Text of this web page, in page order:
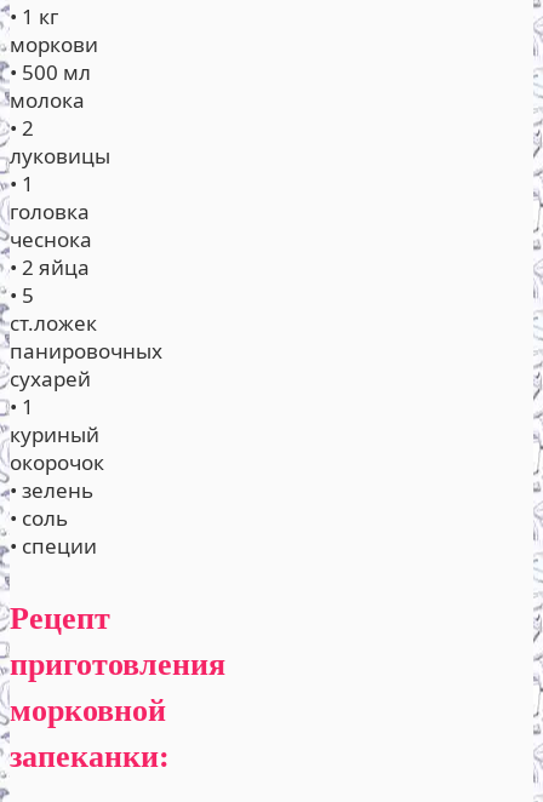
• 1 кг
моркови
• 500 мл
молока
• 2
луковицы
• 1
головка
чеснока
• 2 яйца
• 5
ст.ложек
панировочных
сухарей
• 1
куриный
окорочок
• зелень
• соль
• специи
Рецепт
приготовления
морковной
запеканки: